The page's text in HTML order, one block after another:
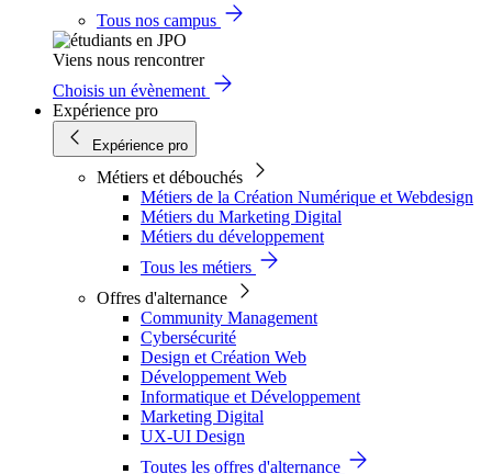
Tous nos campus
Viens nous rencontrer
Choisis un évènement
Expérience pro
Expérience pro
Métiers et débouchés
Métiers de la Création Numérique et Webdesign
Métiers du Marketing Digital
Métiers du développement
Tous les métiers
Offres d'alternance
Community Management
Cybersécurité
Design et Création Web
Développement Web
Informatique et Développement
Marketing Digital
UX-UI Design
Toutes les offres d'alternance